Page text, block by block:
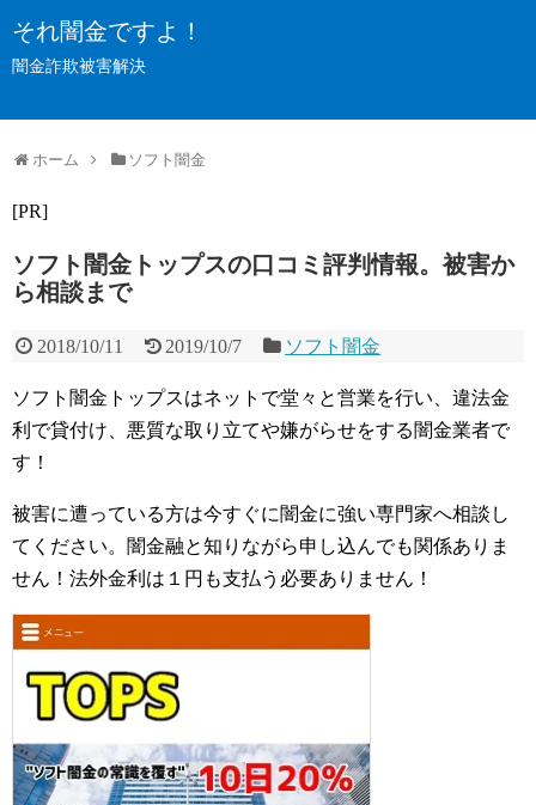
それ闇金ですよ！
闇金詐欺被害解決
ホーム ソフト闇金
[PR]
ソフト闇金トップスの口コミ評判情報。被害か
ら相談まで
2018/10/11 2019/10/7 ソフト闇金
ソフト闇金トップスはネットで堂々と営業を行い、違法金
利で貸付け、悪質な取り立てや嫌がらせをする闇金業者で
す！
被害に遭っている方は今すぐに闇金に強い専門家へ相談し
てください。闇金融と知りながら申し込んでも関係ありま
せん！法外金利は１円も支払う必要ありません！